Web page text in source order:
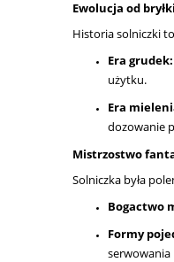
Ewolucja od
Historia solniczki
Era grudek:
użytku.
Era
dozowanie
Mistrzostwo
Solniczka była
Bogactwo
Formy